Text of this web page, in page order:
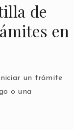
de
en
un trámite
o una